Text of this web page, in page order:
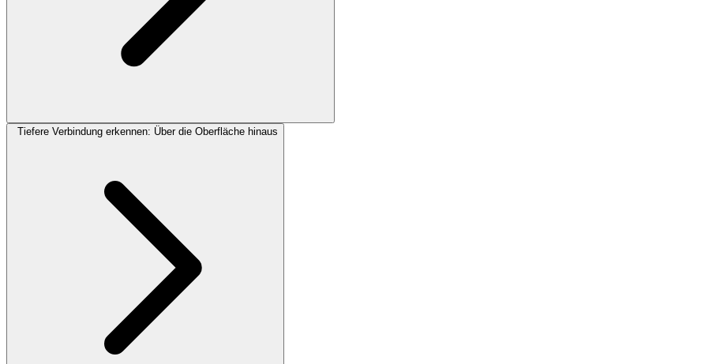
Tiefere Verbindung erkennen: Über die Oberfläche hinaus